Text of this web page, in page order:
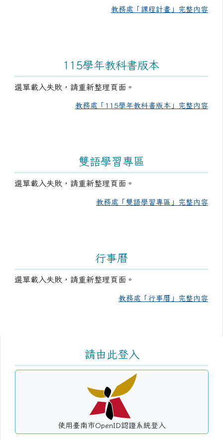
教務處「課程計畫」完整內容
115學年教科書版本
選單載入失敗，請重新整理頁面。
教務處「115學年教科書版本」完整內容
雙語學習專區
選單載入失敗，請重新整理頁面。
教務處「雙語學習專區」完整內容
行事曆
選單載入失敗，請重新整理頁面。
教務處「行事曆」完整內容
請由此登入
使用臺南市OpenID認證系統登入